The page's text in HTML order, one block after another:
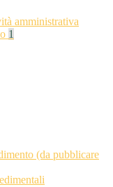
amministrativa
1
(da pubblicare